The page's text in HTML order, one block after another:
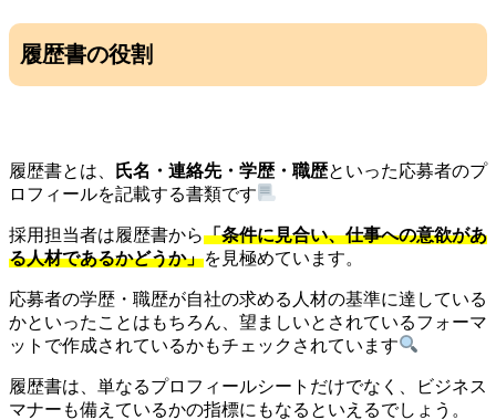
履歴書の役割
履歴書とは、 氏名・連絡先・学歴・職歴といった応募者のプ
ロフィールを記載する書類です
採用担当者は履歴書から「条件に見合い、仕事への意欲があ
る人材であるかどうか」を見極めています。
応募者の学歴・職歴が自社の求める人材の基準に達している
かといったことはもちろん、望ましいとされているフォーマ
ットで作成されているかもチェックされています
履歴書は、単なるプロフィールシートだけでなく、ビジネス
マナーも備えているかの指標にもなるといえるでしょう。